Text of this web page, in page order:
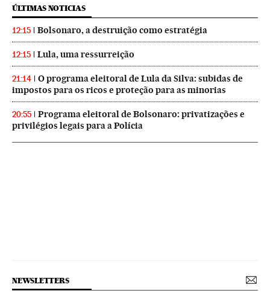
ÚLTIMAS NOTICIAS
12:15 Bolsonaro, a destruição como estratégia
12:15 Lula, uma ressurreição
21:14
O programa eleitoral de Lula da Silva: subidas de
impostos para os ricos e proteção para as minorias
20:55
Programa eleitoral de Bolsonaro: privatizações e
privilégios legais para a Polícia
NEWSLETTERS